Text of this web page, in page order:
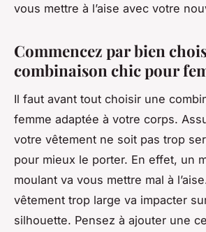
vous mettre à l’aise avec votre
Commencez par bien
combinaison chic pour
Il faut avant tout choisir une
femme adaptée à votre corps.
votre vêtement ne soit pas trop
pour mieux le porter. En effet, un
moulant va vous mettre mal à
vêtement trop large va impacter
silhouette. Pensez à ajouter une